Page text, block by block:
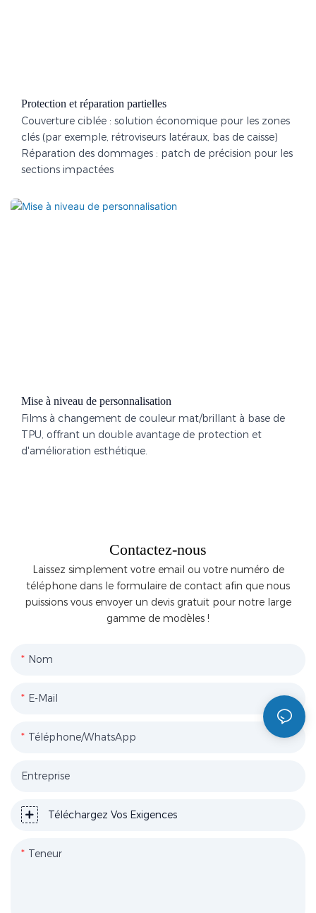
Protection et réparation partielles
Couverture ciblée : solution économique pour les zones
clés (par exemple, rétroviseurs latéraux, bas de caisse)
Réparation des dommages : patch de précision pour les
sections impactées
Mise à niveau de personnalisation
Films à changement de couleur mat/brillant à base de
TPU, offrant un double avantage de protection et
d'amélioration esthétique.
Contactez-nous
Laissez simplement votre email ou votre numéro de
téléphone dans le formulaire de contact afin que nous
puissions vous envoyer un devis gratuit pour notre large
gamme de modèles !
Nom
E-Mail
Téléphone/WhatsApp
Entreprise
Téléchargez Vos Exigences
Teneur